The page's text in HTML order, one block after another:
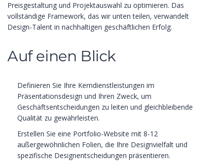
Preisgestaltung und Projektauswahl zu optimieren. Das
vollständige Framework, das wir unten teilen, verwandelt
Design-Talent in nachhaltigen geschäftlichen Erfolg.
Auf einen Blick
Definieren Sie Ihre Kerndienstleistungen im
Präsentationsdesign und Ihren Zweck, um
Geschäftsentscheidungen zu leiten und gleichbleibende
Qualität zu gewährleisten.
Erstellen Sie eine Portfolio-Website mit 8-12
außergewöhnlichen Folien, die Ihre Designvielfalt und
spezifische Designentscheidungen präsentieren.